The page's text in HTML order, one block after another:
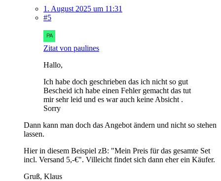
1. August 2025 um 11:31
#5
Zitat von paulines
Hallo,
Ich habe doch geschrieben das ich nicht so gut
Bescheid ich habe einen Fehler gemacht das tut
mir sehr leid und es war auch keine Absicht .
Sorry
Dann kann man doch das Angebot ändern und nicht so stehen
lassen.
Hier in diesem Beispiel zB: "Mein Preis für das gesamte Set
incl. Versand 5,-€". Villeicht findet sich dann eher ein Käufer.
Gruß, Klaus